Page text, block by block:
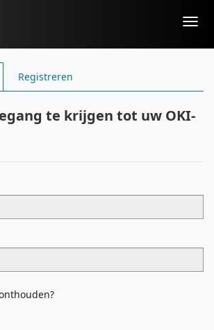
Registreren
te krijgen tot uw OKI-